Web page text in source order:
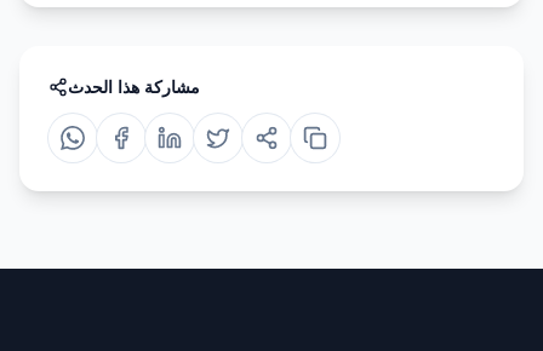
مشاركة هذا الحدث